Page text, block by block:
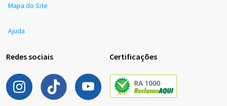
Mapa do Site
Ajuda
Redes sociais Certificações